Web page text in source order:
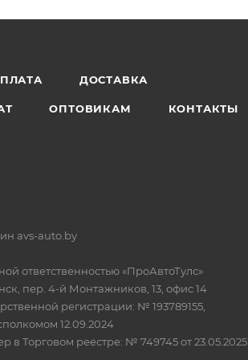
ДОСТАВКА
ОПТОВИКАМ КОНТАКТЫ
avs-auto.by
ответственностью «ПроАвтоТулс»
пер. 4-й Монтажников, 13, офис 14
регистрации: № 193789155,
12.09.2024
в Торговом реестре: № 749745 от 23.05.2025